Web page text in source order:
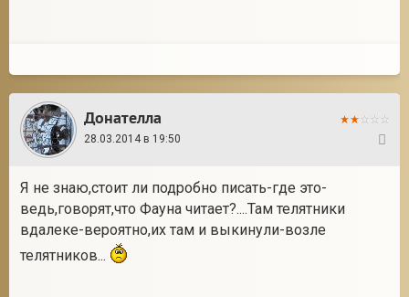
Донателла
28.03.2014 в 19:50
Я не знаю,стоит ли подробно писать-где это-
ведь,говорят,что Фауна читает?....Там телятники
вдалеке-вероятно,их там и выкинули-возле
телятников...